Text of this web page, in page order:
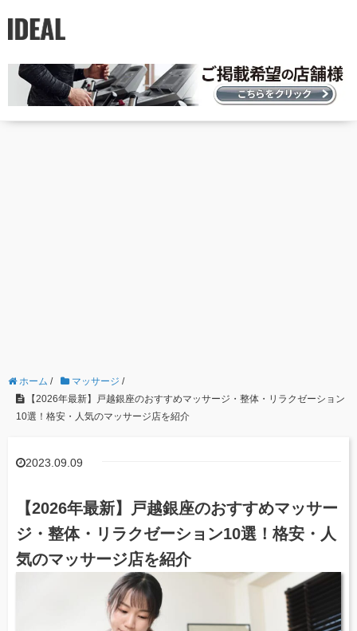
ホーム / マッサージ /
【2026年最新】戸越銀座のおすすめマッサージ・整体・リラクゼーション
10選！格安・人気のマッサージ店を紹介
2023.09.09
【2026年最新】戸越銀座のおすすめマッサー
ジ・整体・リラクゼーション10選！格安・人
気のマッサージ店を紹介